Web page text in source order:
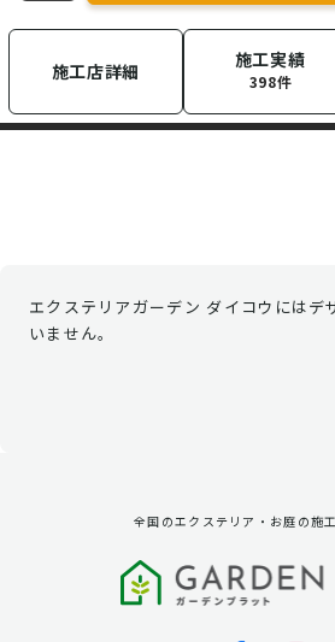
施工店詳細 施工実績
398件
エクステリアガーデン ダイコウにはデ
いません。
全国のエクステリア・お庭の施